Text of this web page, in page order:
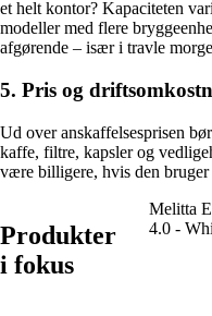
et helt kontor? Kapaciteten
modeller med flere
afgørende – især i travle
5. Pris og
Ud over anskaffelsesprisen
kaffe, filtre, kapsler og
være billigere, hvis den bruger
Produkter
i fokus
Melitta
4.0 -